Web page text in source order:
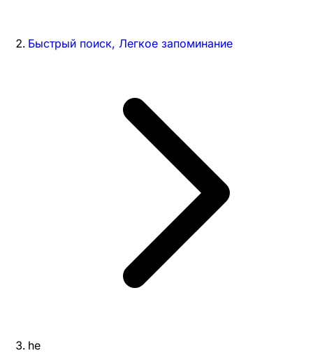
Быстрый поиск, Легкое запоминание
he